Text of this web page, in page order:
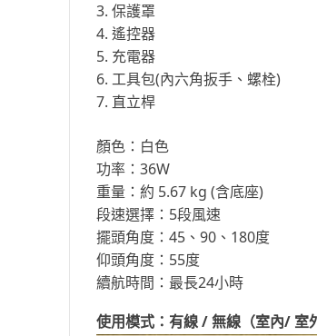
3. 保護罩
4. 遙控器
5. 充電器
6. 工具包(內六角扳手、螺栓)
7. 直立桿
顏色：白色
功率：36W
重量：約 5.67 kg (含底座)
段速選擇：5段風速
擺頭角度：45、90、180度
仰頭角度：55度
續航時間：最長24小時
使用模式：有線 / 無線（室內/ 室